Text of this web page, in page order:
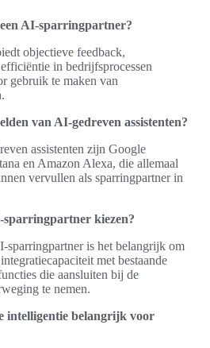
AI-sparringpartner?
objectieve feedback,
in bedrijfsprocessen
gebruik te maken van
van AI-gedreven assistenten?
assistenten zijn Google
en Amazon Alexa, die allemaal
vervullen als sparringpartner in
kiezen?
sparringpartner is het belangrijk om
met bestaande
die aansluiten bij de
te nemen.
intelligentie belangrijk voor